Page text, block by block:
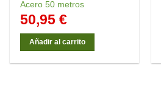
Acero 50 metros
50,95€
Añadir al carrito